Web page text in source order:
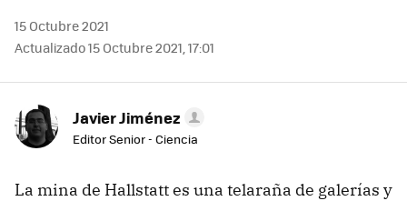
15 Octubre 2021
Actualizado 15 Octubre 2021, 17:01
Javier Jiménez
Editor Senior - Ciencia
La mina de Hallstatt es una telaraña de galerías y